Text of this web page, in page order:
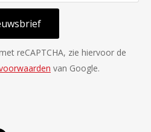
reCAPTCHA, zie hiervoor de
van Google.